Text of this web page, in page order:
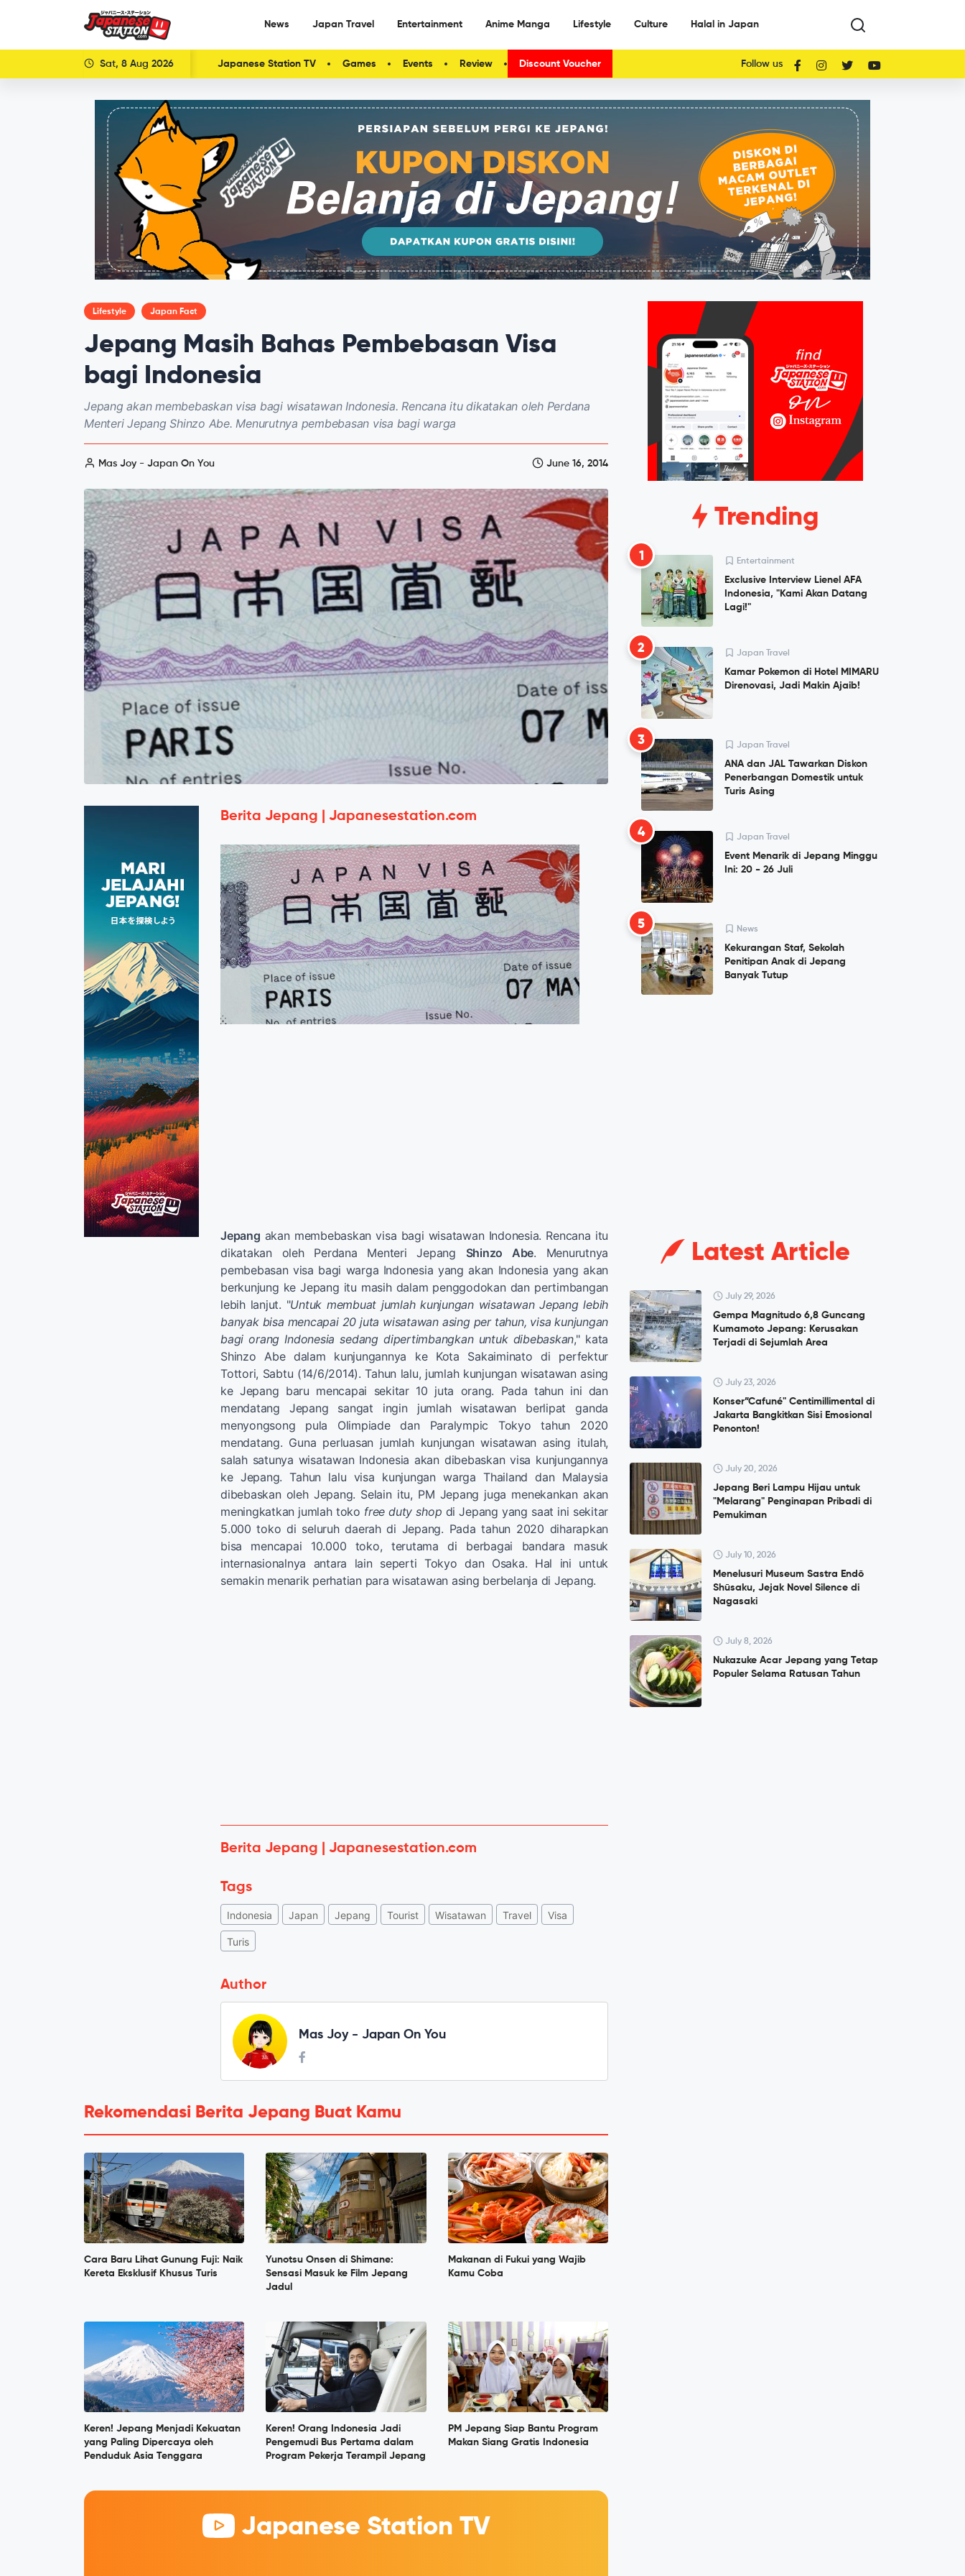
News Japan Travel Entertainment Anime Manga Lifestyle Culture Halal in Japan
Sat, 8 Aug 2026 Japanese Station TV Games Events Review Discount Voucher Follow us
Lifestyle Japan Fact
Jepang Masih Bahas Pembebasan Visa
bagi Indonesia
Jepang akan membebaskan visa bagi wisatawan Indonesia. Rencana itu dikatakan oleh Perdana
Menteri Jepang Shinzo Abe. Menurutnya pembebasan visa bagi warga
Mas Joy - Japan On You June 16, 2014
Berita Jepang | Japanesestation.com
Jepang akan membebaskan visa bagi wisatawan Indonesia. Rencana itu
dikatakan oleh Perdana Menteri Jepang Shinzo Abe. Menurutnya
pembebasan visa bagi warga Indonesia yang akan Indonesia yang akan
berkunjung ke Jepang itu masih dalam penggodokan dan pertimbangan
lebih lanjut. "Untuk membuat jumlah kunjungan wisatawan Jepang lebih
banyak bisa mencapai 20 juta wisatawan asing per tahun, visa kunjungan
bagi orang Indonesia sedang dipertimbangkan untuk dibebaskan," kata
Shinzo Abe dalam kunjungannya ke Kota Sakaiminato di perfektur
Tottori, Sabtu (14/6/2014). Tahun lalu, jumlah kunjungan wisatawan asing
ke Jepang baru mencapai sekitar 10 juta orang. Pada tahun ini dan
mendatang Jepang sangat ingin jumlah wisatawan berlipat ganda
menyongsong pula Olimpiade dan Paralympic Tokyo tahun 2020
mendatang. Guna perluasan jumlah kunjungan wisatawan asing itulah,
salah satunya wisatawan Indonesia akan dibebaskan visa kunjungannya
ke Jepang. Tahun lalu visa kunjungan warga Thailand dan Malaysia
dibebaskan oleh Jepang. Selain itu, PM Jepang juga menekankan akan
meningkatkan jumlah toko free duty shop di Jepang yang saat ini sekitar
5.000 toko di seluruh daerah di Jepang. Pada tahun 2020 diharapkan
bisa mencapai 10.000 toko, terutama di berbagai bandara masuk
internasionalnya antara lain seperti Tokyo dan Osaka. Hal ini untuk
semakin menarik perhatian para wisatawan asing berbelanja di Jepang.
Berita Jepang | Japanesestation.com
Tags
Indonesia Japan Jepang Tourist Wisatawan Travel Visa
Turis
Author
Mas Joy - Japan On You
Rekomendasi Berita Jepang Buat Kamu
Cara Baru Lihat Gunung Fuji: Naik
Kereta Eksklusif Khusus Turis
Yunotsu Onsen di Shimane:
Sensasi Masuk ke Film Jepang
Jadul
Makanan di Fukui yang Wajib
Kamu Coba
Keren! Jepang Menjadi Kekuatan
yang Paling Dipercaya oleh
Penduduk Asia Tenggara
Keren! Orang Indonesia Jadi
Pengemudi Bus Pertama dalam
Program Pekerja Terampil Jepang
PM Jepang Siap Bantu Program
Makan Siang Gratis Indonesia
Japanese Station TV
Trending
1 Entertainment
Exclusive Interview Lienel AFA
Indonesia, "Kami Akan Datang
Lagi!"
2 Japan Travel
Kamar Pokemon di Hotel MIMARU
Direnovasi, Jadi Makin Ajaib!
3 Japan Travel
ANA dan JAL Tawarkan Diskon
Penerbangan Domestik untuk
Turis Asing
4 Japan Travel
Event Menarik di Jepang Minggu
Ini: 20 - 26 Juli
5 News
Kekurangan Staf, Sekolah
Penitipan Anak di Jepang
Banyak Tutup
Latest Article
July 29, 2026
Gempa Magnitudo 6,8 Guncang
Kumamoto Jepang: Kerusakan
Terjadi di Sejumlah Area
July 23, 2026
Konser”Cafuné" Centimillimental di
Jakarta Bangkitkan Sisi Emosional
Penonton!
July 20, 2026
Jepang Beri Lampu Hijau untuk
"Melarang" Penginapan Pribadi di
Pemukiman
July 10, 2026
Menelusuri Museum Sastra Endō
Shūsaku, Jejak Novel Silence di
Nagasaki
July 8, 2026
Nukazuke Acar Jepang yang Tetap
Populer Selama Ratusan Tahun